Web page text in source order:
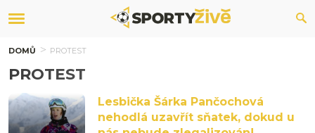
DOMŮ PROTEST
PROTEST
Lesbička Šárka Pančochová
nehodlá uzavřít sňatek, dokud u